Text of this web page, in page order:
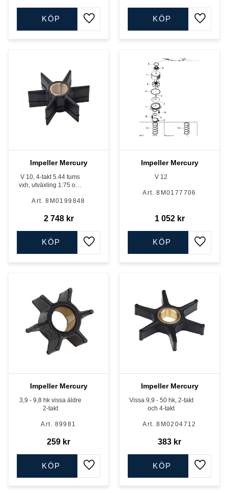
Lägg till i favoriter
KÖP
Lägg
KÖP
Impeller Mercury
V 10, 4-takt 5.44 tums
vxh, utväxling 1:75 och
8M0199848
2 748kr
Lägg till i favoriter
KÖP
Impeller Mercury
V 12
8M0177706
1 052kr
Lägg
KÖP
Impeller Mercury
3,9 - 9,8 hk vissa äldre
2-takt
89981
259 kr
Lägg till i favoriter
KÖP
Impeller Mercury
Vissa 9,9 - 50 hk, 2-takt
och 4-takt
8M0204712
383 kr
Lägg
KÖP